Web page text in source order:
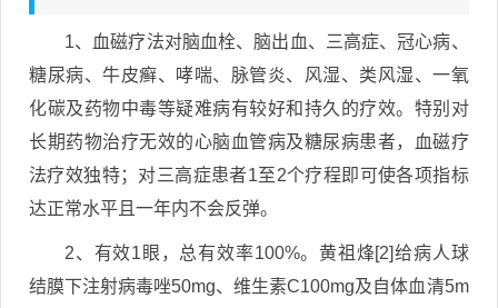
1、血磁疗法对脑血栓、脑出血、三高症、冠心病、
糖尿病、牛皮癣、哮喘、脉管炎、风湿、类风湿、一氧
化碳及药物中毒等疑难病有较好和持久的疗效。特别对
长期药物治疗无效的心脑血管病及糖尿病患者，血磁疗
法疗效独特；对三高症患者1至2个疗程即可使各项指标
达正常水平且一年内不会反弹。
2、有效1眼，总有效率100%。黄祖烽[2]给病人球
结膜下注射病毒唑50mg、维生素C100mg及自体血清5m